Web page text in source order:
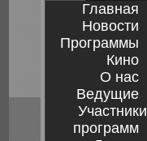
Главная
Новости
Программы
Кино
О нас
Ведущие
Участники
программ